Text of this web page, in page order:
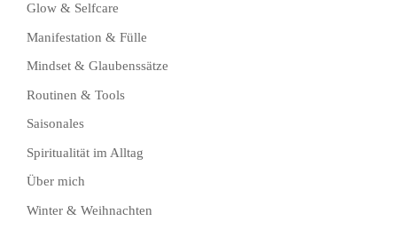
Glow & Selfcare
Manifestation & Fülle
Mindset & Glaubenssätze
Routinen & Tools
Saisonales
Spiritualität im Alltag
Über mich
Winter & Weihnachten